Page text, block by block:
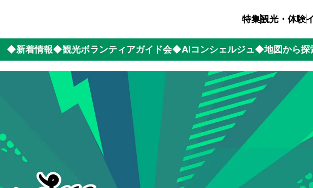
特集観光・体験
◆新着情報◆観光ボランティアガイド会◆AIコンシェルジュ◆地図から探